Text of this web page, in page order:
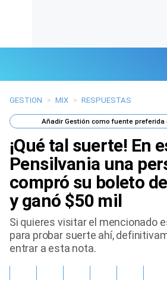
Últimas Noticias
Mi Bolsillo
Respuestas
Gente
Vida Laboral
Tendencias Mix
Sports
GESTION > MIX > RESPUESTAS
AñadirGestión como fuente preferida
¡Qué tal suerte! En
Pensilvania una
compró su boleto
y ganó $50 mil
Si quieres visitar el mencionado
para probar suerte ahí,
entrar a esta nota.